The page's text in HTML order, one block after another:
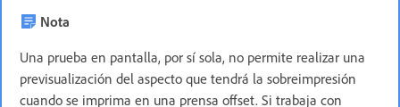
Nota
Una prueba en pantalla, por sí sola, no permite realizar una
previsualización del aspecto que tendrá la sobreimpresión
cuando se imprima en una prensa offset. Si trabaja con